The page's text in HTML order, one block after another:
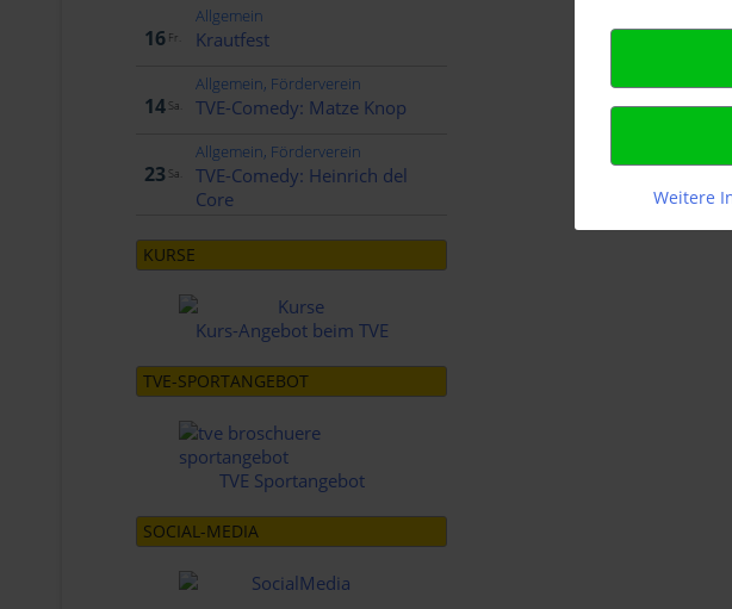
16 Fr.
Allgemein
Krautfest
14 Sa.
Allgemein, Förderverein
TVE-Comedy: Matze Knop
23 Sa.
Allgemein, Förderverein
TVE-Comedy: Heinrich del
Core
KURSE
Kurs-Angebot beim TVE
TVE-SPORTANGEBOT
TVE Sportangebot
SOCIAL-MEDIA
Weitere